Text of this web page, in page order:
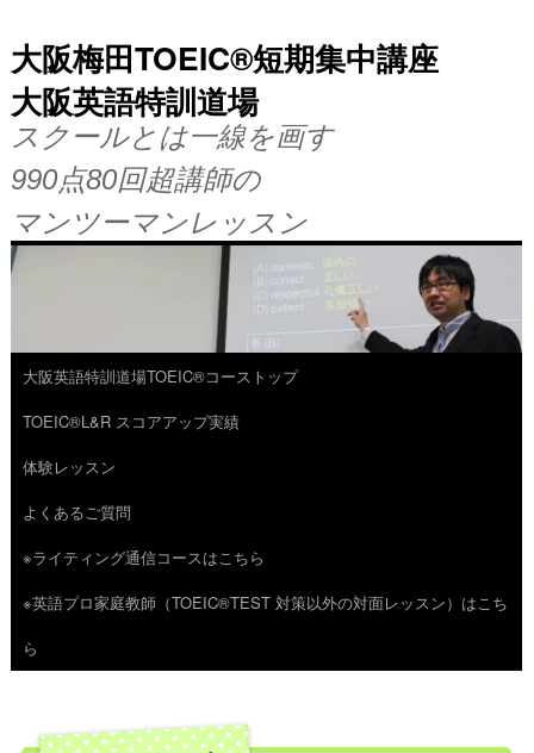
大阪梅田TOEIC®短期集中講座
大阪英語特訓道場
スクールとは一線を画す
990点80回超講師の
マンツーマンレッスン
コ
ン
テ
ン
ツ
へ
ス
大阪英語特訓道場TOEIC®コーストップ
TOEIC®L&R スコアアップ実績
体験レッスン
よくあるご質問
※ライティング通信コースはこちら
※英語プロ家庭教師（TOEIC®TEST 対策以外の対面レッスン）はこち
ら